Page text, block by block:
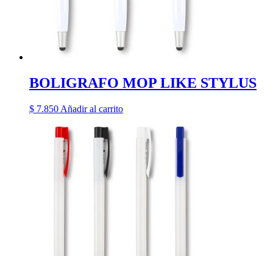
BOLIGRAFO MOP LIKE STYLUS
$ 7.850 Añadir al carrito